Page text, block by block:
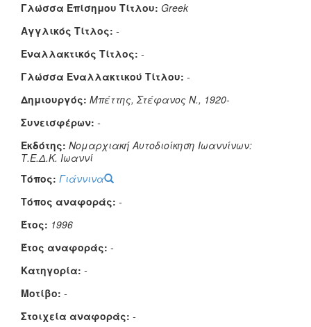
Γλώσσα Επίσημου Τίτλου: Greek
Αγγλικός Τίτλος: -
Εναλλακτικός Τίτλος: -
Γλώσσα Εναλλακτικού Τίτλου: -
Δημιουργός: Μπέττης, Στέφανος Ν., 1920-
Συνεισφέρων: -
Εκδότης: Νομαρχιακή Αυτοδιοίκηση Ιωαννίνων:
Τ.Ε.Δ.Κ. Ιωαννί
Τόπος: Γιάννινα
Τόπος αναφοράς: -
Έτος: 1996
Έτος αναφοράς: -
Κατηγορία: -
Μοτίβο: -
Στοιχεία αναφοράς: -